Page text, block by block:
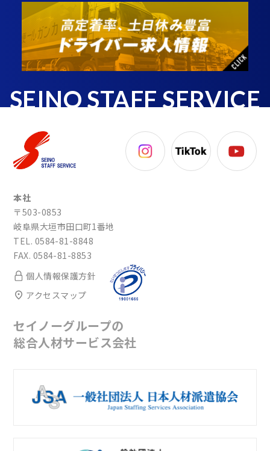
SEINO STAFF SERVICE
本社
〒503-0853
岐阜県大垣市田口町1番地
TEL. 0584-81-8848
FAX. 0584-81-8853
個人情報保護方針
アクセスマップ
セイノーグループの
総合人材サービス会社